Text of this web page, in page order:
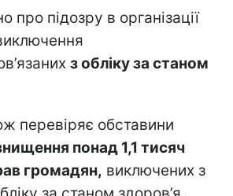
про підозру в організації
з обліку за станом
перевіряє обставини
понад 1,1 тисяч
громадян, виключених з